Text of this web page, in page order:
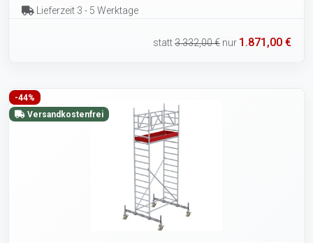
Lieferzeit 3 - 5 Werktage
statt3.332,00 € nur 1.871,00 €
-44%
Versandkostenfrei